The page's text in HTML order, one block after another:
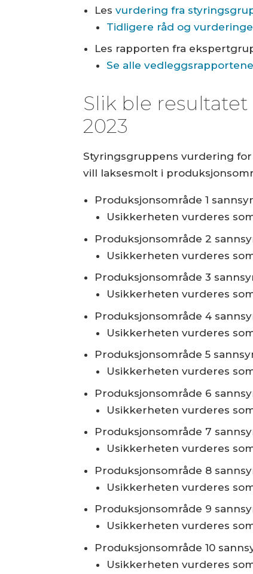
Lesvurdering fra
Tidligere råd og
Les rapporten fra
Se alle
Slik ble
2023
Styringsgruppens vurdering
vill laksesmolt i
Produksjonsområde 1
Usikkerheten vurderes
Produksjonsområde 2
Usikkerheten vurderes
Produksjonsområde 3
Usikkerheten vurderes
Produksjonsområde 4
Usikkerheten vurderes
Produksjonsområde 5
Usikkerheten vurderes
Produksjonsområde 6
Usikkerheten vurderes
Produksjonsområde 7
Usikkerheten vurderes
Produksjonsområde 8
Usikkerheten vurderes
Produksjonsområde 9
Usikkerheten vurderes
Produksjonsområde 10
Usikkerheten vurderes